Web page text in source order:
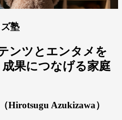
塾
ンツとエンタメを
果につなげる家庭
Hirotsugu Azukizawa）